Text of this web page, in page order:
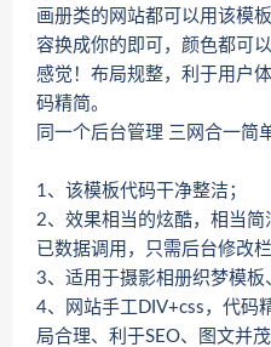
画册类的网站都可以用该模
容换成你的即可，颜色都可
感觉！布局规整，利于用户
码精简。
同一个后台管理 三网合一简
1、该模板代码干净整洁；
2、效果相当的炫酷，相当
已数据调用，只需后台修改
3、适用于摄影相册织梦模板
4、网站手工DIV+css，代码
局合理、利于SEO、图文并